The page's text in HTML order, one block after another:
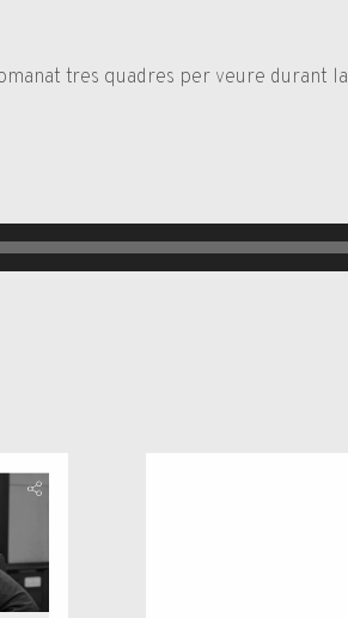
tres quadres per veure durant